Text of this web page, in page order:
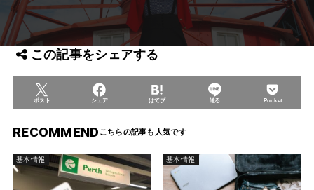
この記事をシェアする
ポスト シェア はてブ 送る Pocket
RECOMMEND
基本情報 基本情報